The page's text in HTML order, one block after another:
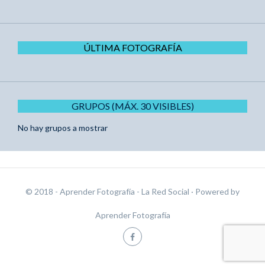
ÚLTIMA FOTOGRAFÍA
GRUPOS (MÁX. 30 VISIBLES)
No hay grupos a mostrar
© 2018 - Aprender Fotografía - La Red Social · Powered by
Aprender Fotografía